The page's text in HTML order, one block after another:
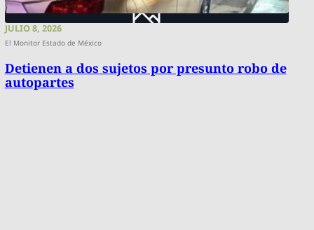
JULIO 8, 2026
El Monitor Estado de México
Detienen a dos sujetos por presunto robo de
autopartes